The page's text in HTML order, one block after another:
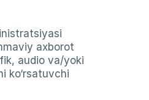
axborot
audio va/yoki
ko‘rsatuvchi